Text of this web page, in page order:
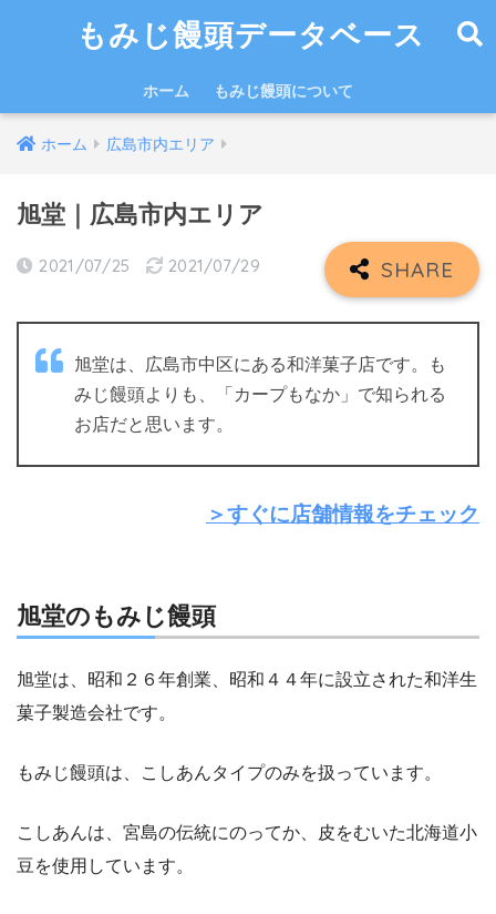
もみじ饅頭データベース
ホーム もみじ饅頭について
ホーム 広島市内エリア
旭堂｜広島市内エリア
2021/07/25 2021/07/29
旭堂は、広島市中区にある和洋菓子店です。も
みじ饅頭よりも、「カープもなか」で知られる
お店だと思います。
＞すぐに店舗情報をチェック
旭堂のもみじ饅頭
旭堂は、昭和２６年創業、昭和４４年に設立された和洋生
菓子製造会社です。
もみじ饅頭は、こしあんタイプのみを扱っています。
こしあんは、宮島の伝統にのってか、皮をむいた北海道小
豆を使用しています。